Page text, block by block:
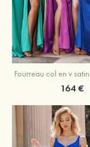
164 €